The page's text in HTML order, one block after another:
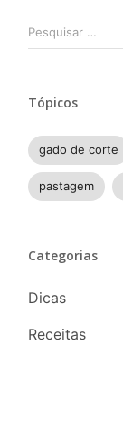
por:
Tópicos
gado de corte
pastagem
Categorias
Dicas
Receitas